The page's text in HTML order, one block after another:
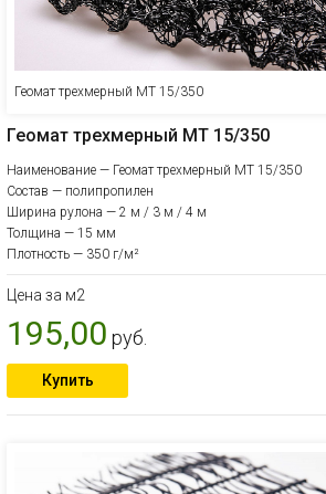
Геомат трехмерный МТ 15/350
Геомат трехмерный МТ 15/350
Наименование — Геомат трехмерный МТ 15/350
Состав — полипропилен
Ширина рулона — 2 м / 3 м / 4 м
Толщина — 15 мм
Плотность — 350 г/м²
Цена за м2
195,00 руб.
Купить